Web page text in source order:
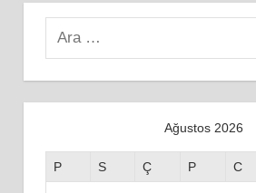
Search
for:
Ağustos 2026
P S Ç P C